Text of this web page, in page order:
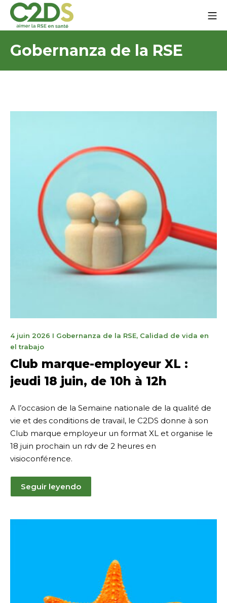
contenido
C2DS
Gobernanza de la RSE
4 juin 2026 21I Gobernanza de la RSE, Calidad de vida en
el trabajo
Club marque-employeur XL :
jeudi 18 juin, de 10h à 12h
A l’occasion de la Semaine nationale de la qualité de
vie et des conditions de travail, le C2DS donne à son
Club marque employeur un format XL et organise le
18 juin prochain un rdv de 2 heures en
visioconférence.
Seguir leyendo